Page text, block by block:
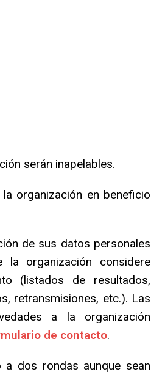
serán inapelables.
organización en beneficio
de sus datos personales
organización considere
(listados de resultados,
retransmisiones, etc.). Las
a la organización
de contacto.
dos rondas aunque sean